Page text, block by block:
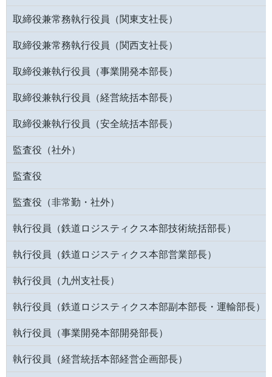
取締役兼常務執行役員（関東支社長）
取締役兼常務執行役員（関西支社長）
取締役兼執行役員（事業開発本部長）
取締役兼執行役員（経営統括本部長）
取締役兼執行役員（安全統括本部長）
監査役（社外）
監査役
監査役（非常勤・社外）
執行役員（鉄道ロジスティクス本部技術統括部長）
執行役員（鉄道ロジスティクス本部営業部長）
執行役員（九州支社長）
執行役員（鉄道ロジスティクス本部副本部長・運輸部長）
執行役員（事業開発本部開発部長）
執行役員（経営統括本部経営企画部長）